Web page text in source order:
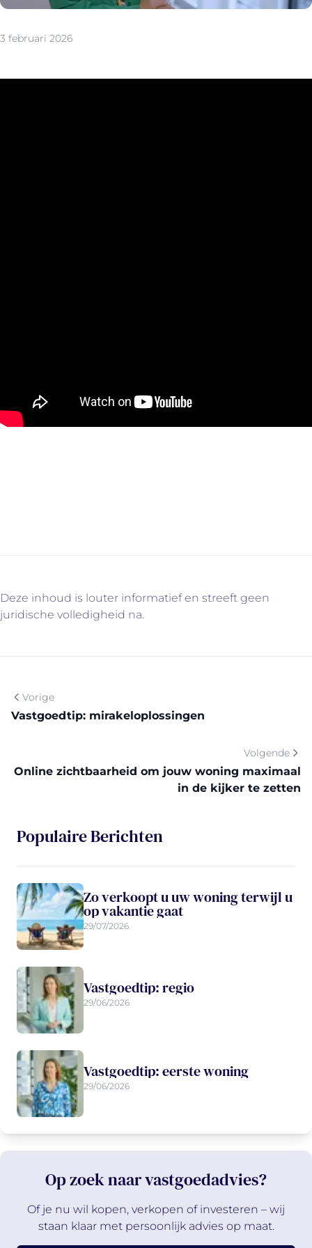
3 februari 2026
Deze inhoud is louter informatief en streeft geen
juridische volledigheid na.
Vorige
Vastgoedtip: mirakeloplossingen
Volgende
Online zichtbaarheid om jouw woning maximaal
in de kijker te zetten
Populaire Berichten
Zo verkoopt u uw woning terwijl u
op vakantie gaat
29/07/2026
Vastgoedtip: regio
29/06/2026
Vastgoedtip: eerste woning
29/06/2026
Op zoek naar vastgoedadvies?
Of je nu wil kopen, verkopen of investeren – wij
staan klaar met persoonlijk advies op maat.